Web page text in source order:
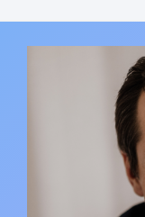
vous coûte